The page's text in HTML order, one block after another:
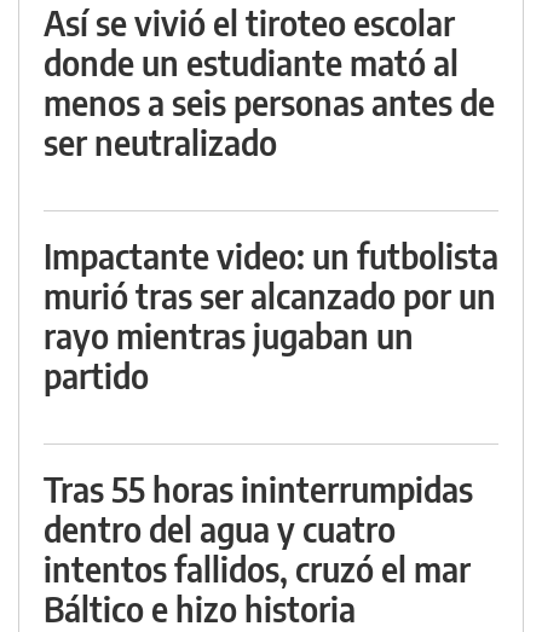
Así se vivió el tiroteo escolar
donde un estudiante mató al
menos a seis personas antes de
ser neutralizado
Impactante video: un futbolista
murió tras ser alcanzado por un
rayo mientras jugaban un
partido
Tras 55 horas ininterrumpidas
dentro del agua y cuatro
intentos fallidos, cruzó el mar
Báltico e hizo historia